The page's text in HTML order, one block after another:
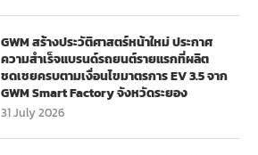
GWM สร้างประวัติศาสตร์หน้าใหม่ ประกาศ
ความสำเร็จแบรนด์รถยนต์รายแรกที่ผลิต
ชดเชยครบตามเงื่อนไขมาตรการ EV 3.5 จาก
GWM Smart Factory จังหวัดระยอง
31 July 2026